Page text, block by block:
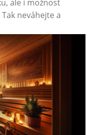
ale i možnost
neváhejte a